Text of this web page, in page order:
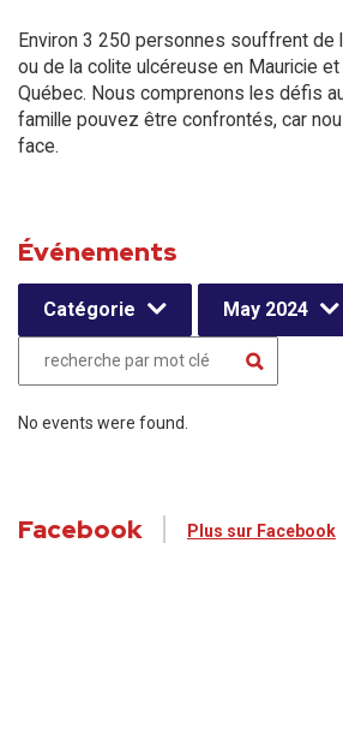
Environ 3 250 personnes souffrent de
ou de la colite ulcéreuse en Mauricie
Québec. Nous comprenons les défis
famille pouvez être confrontés, car
face.
Événements
Catégorie May 2024
No events were found.
Facebook Plus sur Facebook